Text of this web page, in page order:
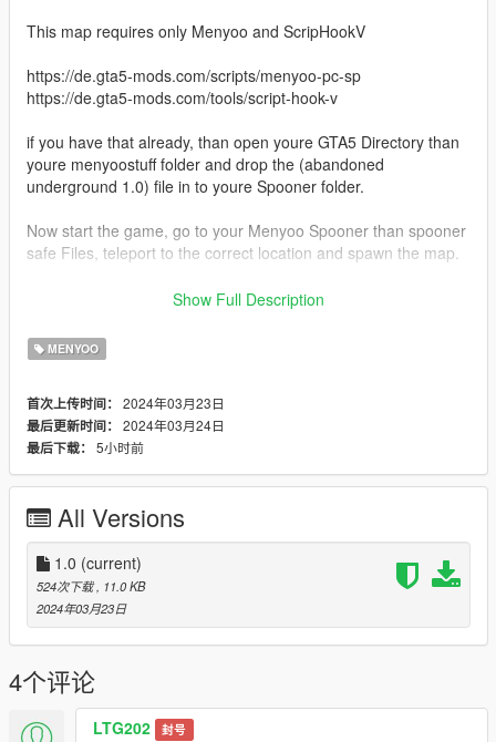
This map requires only Menyoo and ScripHookV
https://de.gta5-mods.com/scripts/menyoo-pc-sp
https://de.gta5-mods.com/tools/script-hook-v
if you have that already, than open youre GTA5 Directory than
youre menyoostuff folder and drop the (abandoned
underground 1.0) file in to youre Spooner folder.
Now start the game, go to your Menyoo Spooner than spooner
safe Files, teleport to the correct location and spawn the map.
Enjoy it and good Luck !
credits
eddi_trey
Show Full Description
MENYOO
首次上传时间： 2024年03月23日
最后更新时间： 2024年03月24日
最后下载： 5小时前
All Versions
1.0 (current)
524次下载 , 11.0 KB
2024年03月23日
4个评论
LTG202 封号